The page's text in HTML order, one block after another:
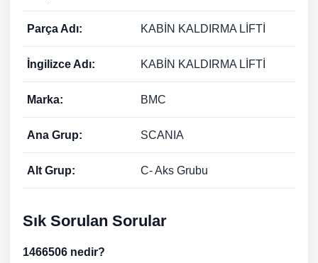
Parça Adı: KABİN KALDIRMA LİFTİ
İngilizce Adı: KABİN KALDIRMA LİFTİ
Marka: BMC
Ana Grup: SCANIA
Alt Grup: C- Aks Grubu
Sık Sorulan Sorular
1466506 nedir?